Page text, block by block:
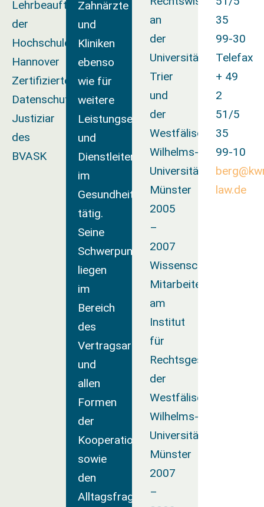
Lehrbeauftragter
der
Hochschule
Hannover
Zertifizierter
Datenschutzbeauftragter
Justiziar
des
BVASK
Zahnärzte
und
Kliniken
ebenso
wie für
weitere
Leistungserbringer
und
Dienstleiter
im
Gesundheitswesen
tätig.
Seine
Schwerpunkte
liegen
im
Bereich
des
Vertragsarztrechts
und
allen
Formen
der
Kooperationen
sowie
den
Alltagsfragen
an
der
Universität
Trier
und
der
Westfälischen
Wilhelms-
Universität
Münster
2005
–
2007
Wissenschaftlicher
Mitarbeiter
am
Institut
für
Rechtsgeschichte
der
Westfälischen
Wilhelms-
Universität
Münster
2007
–
35
99-30
Telefax
+ 49
2
51/5
35
99-10
law.de